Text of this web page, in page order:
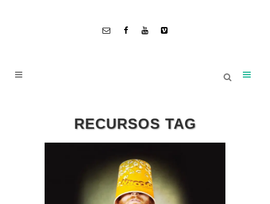
RECURSOS TAG